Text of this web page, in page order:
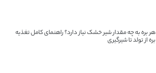
هر بره به چه مقدار شیر خشک نیاز دارد؟ راهنمای کامل تغذیه
بره از تولد تا شیرگیری